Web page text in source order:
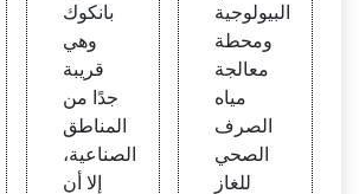
بانكوك
وهي
قريبة
جدًا من
المناطق
الصناعية،
إلا أن
البيولوجية
ومحطة
معالجة
مياه
الصرف
الصحي
للغاز